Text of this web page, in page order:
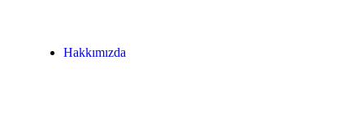
Hakkımızda